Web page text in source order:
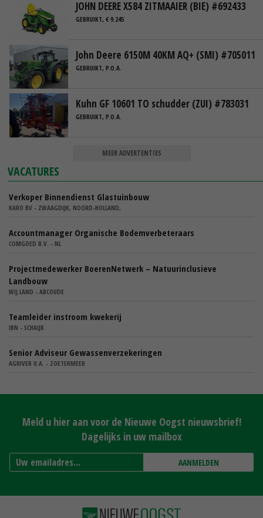
JOHN DEERE X584 ZITMAAIER (BIE) #692433
GEBRUIKT, € 9.245
John Deere 6150M 40KM AQ+ (SMI) #705011
GEBRUIKT, P.O.A.
Kuhn GF 10601 TO schudder (ZUI) #783031
GEBRUIKT, P.O.A.
MEER ADVERTENTIES
VACATURES
Verkoper Binnendienst Glastuinbouw
KARO BV - ZWAAGDIJK, NOORD-HOLLAND,
Accountmanager Organische Bodemverbeteraars
COMGOED B.V. - NL
Projectmedewerker BoerenNetwerk – Natuurinclusieve
Landbouw
WIJ.LAND - ABCOUDE
Teamleider instroom kwekerij
IBN - SCHAIJK
Senior Adviseur Gewassenverzekeringen
AGRIVER U.A. - ZOETERMEER
Meld u hier aan voor de Nieuwe Oogst nieuwsbrief!
Dagelijks in uw mailbox
AANMELDEN